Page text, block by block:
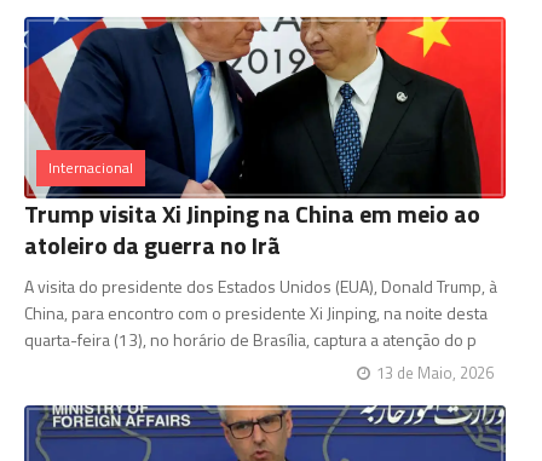
Internacional
Trump visita Xi Jinping na China em meio ao
atoleiro da guerra no Irã
A visita do presidente dos Estados Unidos (EUA), Donald Trump, à
China, para encontro com o presidente Xi Jinping, na noite desta
quarta-feira (13), no horário de Brasília, captura a atenção do p
13 de Maio, 2026